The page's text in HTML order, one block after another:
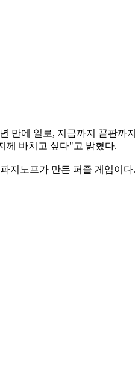
만에 일로, 지금까지 끝판
께 바치고 싶다"고 밝혔다.
지노프가 만든 퍼즐 게임이